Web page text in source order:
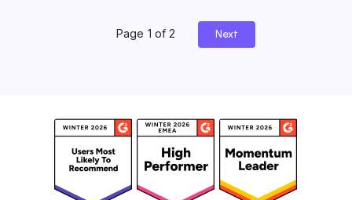
Page 1 of 2 Next